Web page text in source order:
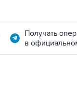
Получать
в